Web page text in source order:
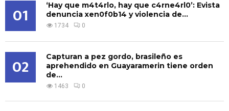
01
‘Hay que m4t4rlo, hay que c4rne4rl0’: Evista
denuncia xen0f0b14 y violencia de...
1734 0
02
Capturan a pez gordo, brasileño es
aprehendido en Guayaramerin tiene orden
de...
1463 0